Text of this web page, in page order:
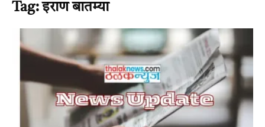
Tag: इराण बातम्या